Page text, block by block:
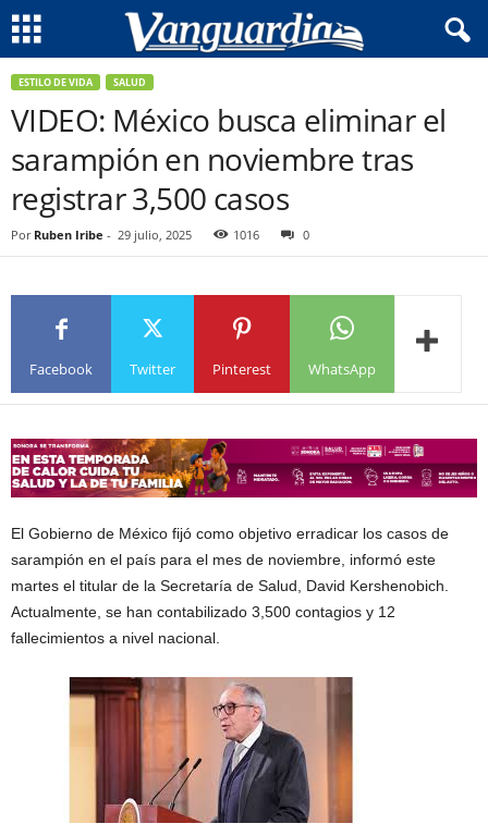
ESTILO DE VIDA SALUD
VIDEO: México busca eliminar el
sarampión en noviembre tras
registrar 3,500 casos
Por Ruben Iribe - 29 julio, 2025 1016 0
Facebook Twitter Pinterest WhatsApp
El Gobierno de México fijó como objetivo erradicar los casos de
sarampión en el país para el mes de noviembre, informó este
martes el titular de la Secretaría de Salud, David Kershenobich.
Actualmente, se han contabilizado 3,500 contagios y 12
fallecimientos a nivel nacional.